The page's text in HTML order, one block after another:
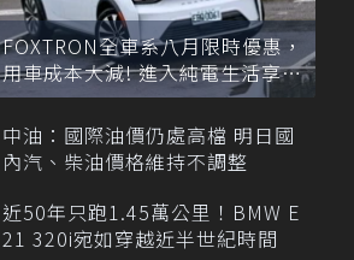
FOXTRON全車系八月限時優惠，
用車成本大減! 進入純電生活享
「零稅金＋零保養」新時代
中油：國際油價仍處高檔 明日國
內汽、柴油價格維持不調整
近50年只跑1.45萬公里！BMW E
21 320i宛如穿越近半世紀時間